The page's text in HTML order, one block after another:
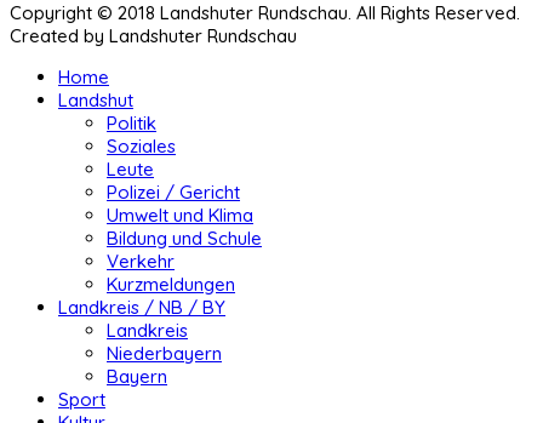
Copyright © 2018 Landshuter Rundschau. All Rights Reserved.
Created by Landshuter Rundschau
Home
Landshut
Politik
Soziales
Leute
Polizei / Gericht
Umwelt und Klima
Bildung und Schule
Verkehr
Kurzmeldungen
Landkreis / NB / BY
Landkreis
Niederbayern
Bayern
Sport